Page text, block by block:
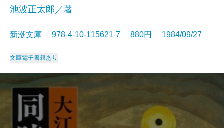
池波正太郎／著
新潮文庫 978-4-10-115621-7 880円 1984/09/27
文庫電子書籍あり